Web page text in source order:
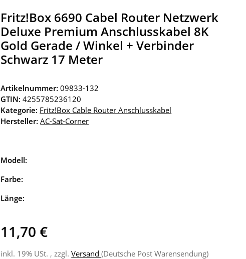
Fritz!Box 6690 Cabel Router Netzwerk
Deluxe Premium Anschlusskabel 8K
Gold Gerade / Winkel + Verbinder
Schwarz 17 Meter
Artikelnummer:09833-132
GTIN: 4255785236120
Kategorie: Fritz!Box Cable Router Anschlusskabel
Hersteller: AC-Sat-Corner
Modell:
Farbe:
Länge:
11,70 €
inkl. 19% USt. , zzgl.Versand(Deutsche Post Warensendung)